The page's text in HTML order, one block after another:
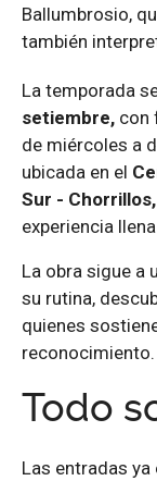
Ballumbrosio,
también
La temporada
setiembre, con
de miércoles a
ubicada en el
Sur - Chorrillos,
experiencia
La obra sigue a
su rutina,
quienes
reconocimiento.
Todo
Las entradas